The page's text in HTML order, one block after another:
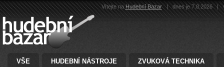
Vítejte naHudební Bazar | dnes je 7.8.2026 |
VŠE HUDEBNÍ NÁSTROJE ZVUKOVÁ TECHNIKA